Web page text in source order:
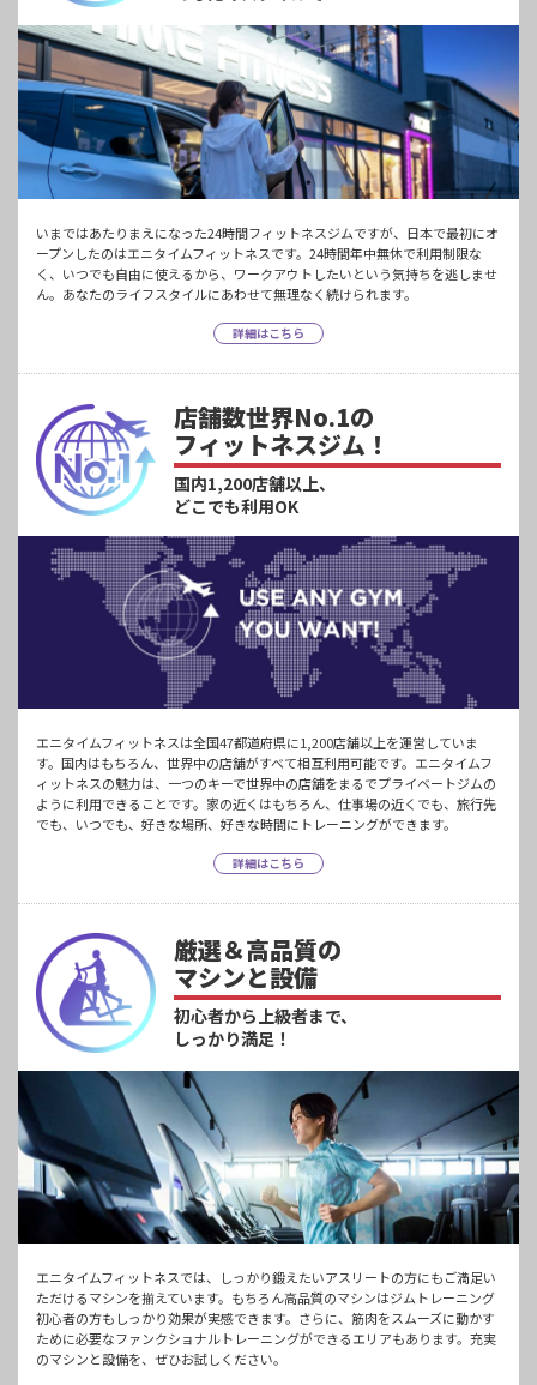
いまではあたりまえになった24時間フィットネスジムですが、日本で最初にオ
ープンしたのはエニタイムフィットネスです。24時間年中無休で利用制限な
く、いつでも自由に使えるから、ワークアウトしたいという気持ちを逃しませ
ん。あなたのライフスタイルにあわせて無理なく続けられます。
詳細はこちら
店舗数世界No.1の
フィットネスジム！
国内1,200店舗以上、
どこでも利用OK
エニタイムフィットネスは全国47都道府県に1,200店舗以上を運営していま
す。国内はもちろん、世界中の店舗がすべて相互利用可能です。エニタイムフ
ィットネスの魅力は、一つのキーで世界中の店舗をまるでプライベートジムの
ように利用できることです。家の近くはもちろん、仕事場の近くでも、旅行先
でも、いつでも、好きな場所、好きな時間にトレーニングができます。
詳細はこちら
厳選＆高品質の
マシンと設備
初心者から上級者まで、
しっかり満足！
エニタイムフィットネスでは、しっかり鍛えたいアスリートの方にもご満足い
ただけるマシンを揃えています。もちろん高品質のマシンはジムトレーニング
初心者の方もしっかり効果が実感できます。さらに、筋肉をスムーズに動かす
ために必要なファンクショナルトレーニングができるエリアもあります。充実
のマシンと設備を、ぜひお試しください。